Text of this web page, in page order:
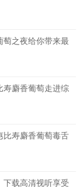
之夜给你带来最
寿麝香葡萄走进综
比寿麝香葡萄毒舌
载高清视听享受